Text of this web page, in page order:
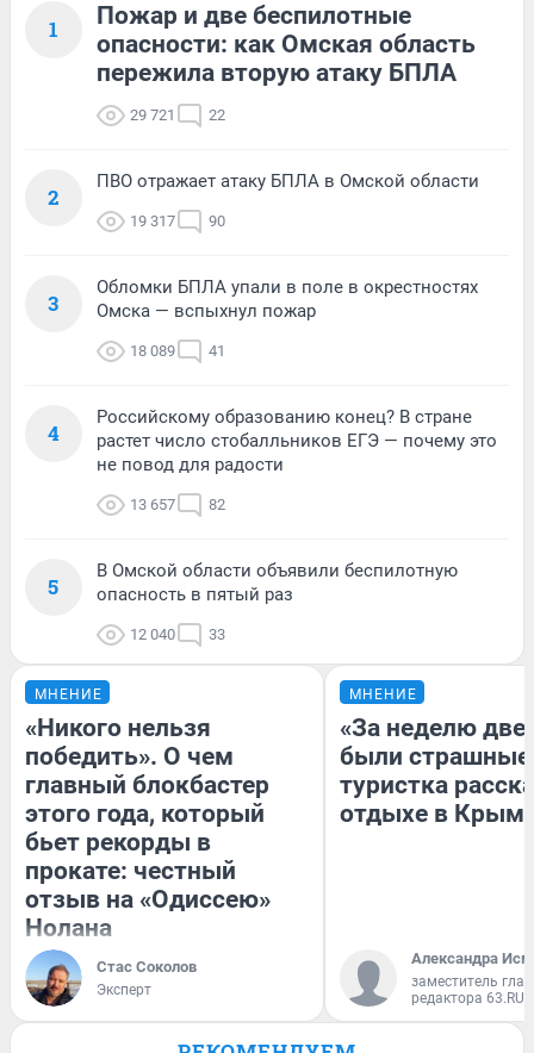
1
Пожар и две беспилотные
опасности: как Омская область
пережила вторую атаку БПЛА
29 721 22
2
ПВО отражает атаку БПЛА в Омской области
19 317 90
3
Обломки БПЛА упали в поле в окрестностях
Омска — вспыхнул пожар
18 089 41
4
Российскому образованию конец? В стране
растет число стобалльников ЕГЭ — почему это
не повод для радости
13 657 82
5
В Омской области объявили беспилотную
опасность в пятый раз
12 040 33
МНЕНИЕ
«Никого нельзя
победить». О чем
главный блокбастер
этого года, который
бьет рекорды в
прокате: честный
отзыв на «Одиссею»
Нолана
Стас Соколов
Эксперт
МНЕНИЕ
«За неделю две
были
туристка
отдыхе в
Александра
заместитель
редактора 63.RU